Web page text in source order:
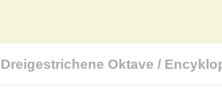
Dreigestrichene Oktave /